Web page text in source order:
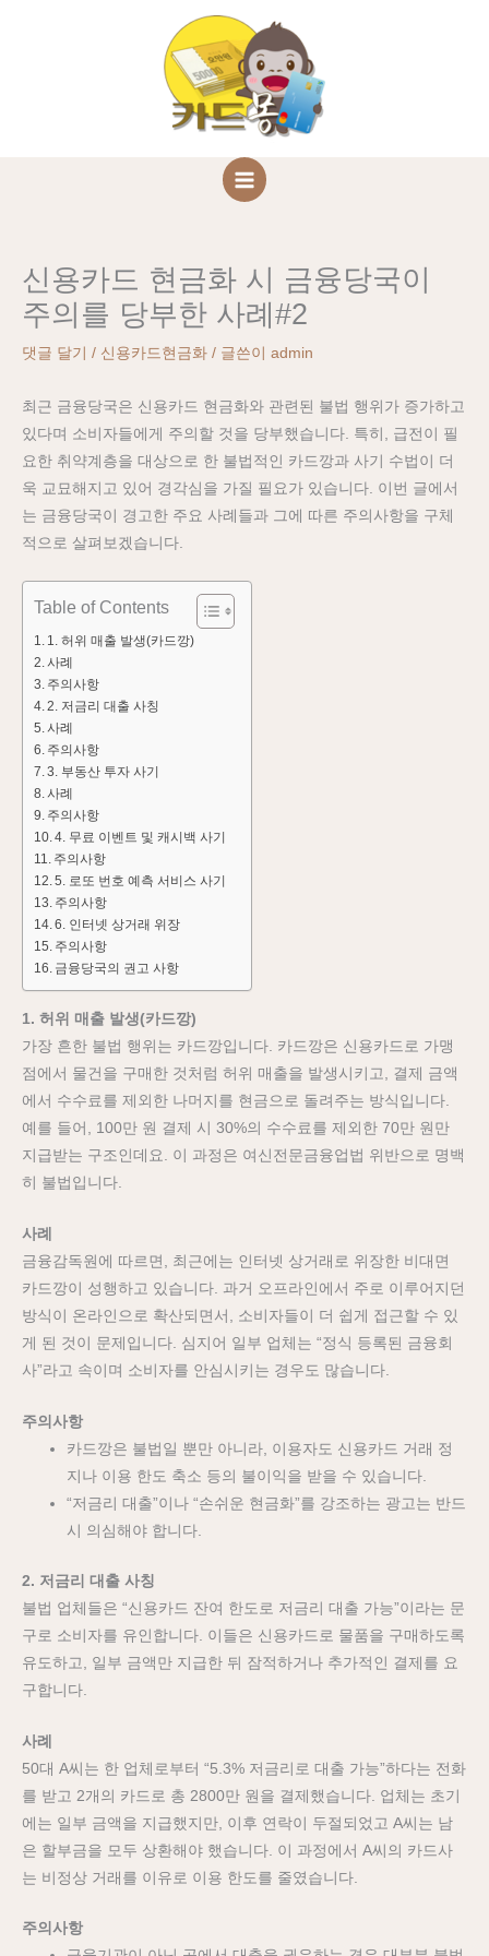
신용카드 현금화 시 금융당국이
주의를 당부한 사례#2
댓글 달기 / 신용카드현금화 / 글쓴이 admin
최근 금융당국은 신용카드 현금화와 관련된 불법 행위가 증가하고
있다며 소비자들에게 주의할 것을 당부했습니다. 특히, 급전이 필
요한 취약계층을 대상으로 한 불법적인 카드깡과 사기 수법이 더
욱 교묘해지고 있어 경각심을 가질 필요가 있습니다. 이번 글에서
는 금융당국이 경고한 주요 사례들과 그에 따른 주의사항을 구체
적으로 살펴보겠습니다.
Table of Contents
1. 허위 매출 발생(카드깡)
사례
주의사항
2. 저금리 대출 사칭
사례
주의사항
3. 부동산 투자 사기
사례
주의사항
4. 무료 이벤트 및 캐시백 사기
주의사항
5. 로또 번호 예측 서비스 사기
주의사항
6. 인터넷 상거래 위장
주의사항
금융당국의 권고 사항
1. 허위 매출 발생(카드깡)
가장 흔한 불법 행위는 카드깡입니다. 카드깡은 신용카드로 가맹
점에서 물건을 구매한 것처럼 허위 매출을 발생시키고, 결제 금액
에서 수수료를 제외한 나머지를 현금으로 돌려주는 방식입니다.
예를 들어, 100만 원 결제 시 30%의 수수료를 제외한 70만 원만
지급받는 구조인데요. 이 과정은 여신전문금융업법 위반으로 명백
히 불법입니다.
사례
금융감독원에 따르면, 최근에는 인터넷 상거래로 위장한 비대면
카드깡이 성행하고 있습니다. 과거 오프라인에서 주로 이루어지던
방식이 온라인으로 확산되면서, 소비자들이 더 쉽게 접근할 수 있
게 된 것이 문제입니다. 심지어 일부 업체는 “정식 등록된 금융회
사”라고 속이며 소비자를 안심시키는 경우도 많습니다.
주의사항
카드깡은 불법일 뿐만 아니라, 이용자도 신용카드 거래 정
지나 이용 한도 축소 등의 불이익을 받을 수 있습니다.
“저금리 대출”이나 “손쉬운 현금화”를 강조하는 광고는 반드
시 의심해야 합니다.
2. 저금리 대출 사칭
불법 업체들은 “신용카드 잔여 한도로 저금리 대출 가능”이라는 문
구로 소비자를 유인합니다. 이들은 신용카드로 물품을 구매하도록
유도하고, 일부 금액만 지급한 뒤 잠적하거나 추가적인 결제를 요
구합니다.
사례
50대 A씨는 한 업체로부터 “5.3% 저금리로 대출 가능”하다는 전화
를 받고 2개의 카드로 총 2800만 원을 결제했습니다. 업체는 초기
에는 일부 금액을 지급했지만, 이후 연락이 두절되었고 A씨는 남
은 할부금을 모두 상환해야 했습니다. 이 과정에서 A씨의 카드사
는 비정상 거래를 이유로 이용 한도를 줄였습니다.
주의사항
사이트 광고문의
(현금화 문의는 다른 업체 이용해 주세요)